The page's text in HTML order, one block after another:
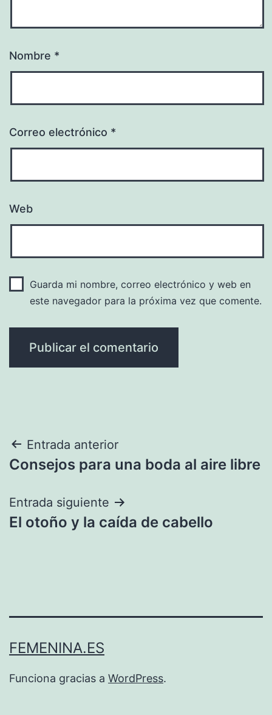
Nombre *
Correo electrónico *
Web
Guarda mi nombre, correo electrónico y web en
este navegador para la próxima vez que comente.
Navegación
de
entradas
Entrada anterior
Consejos para una boda al aire libre
Entrada siguiente
El otoño y la caída de cabello
FEMENINA.ES
Funciona gracias a WordPress.